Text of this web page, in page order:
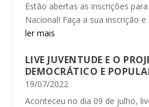
Estão abertas as inscrições para
Nacional! Faça a sua inscrição
ler mais
LIVE JUVENTUDE E O
DEMOCRÁTICO E
19/07/2022
Aconteceu no dia 09 de julho,